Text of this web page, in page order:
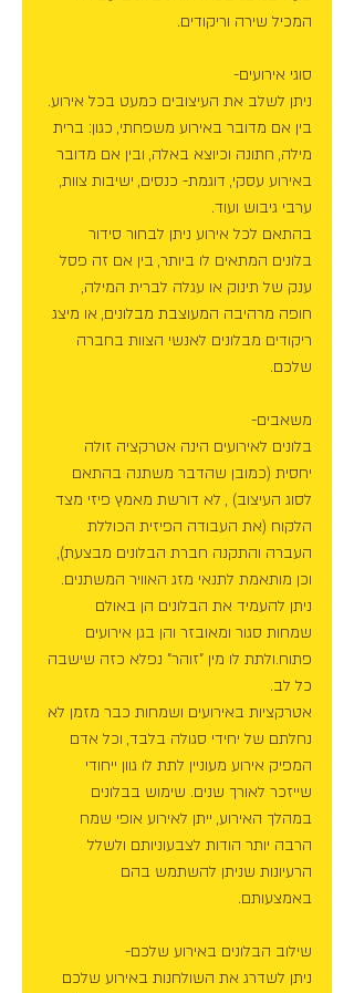
המכיל שירה וריקודים.
סוגי אירועים-
ניתן לשלב את העיצובים כמעט בכל אירוע.
בין אם מדובר באירוע משפחתי, כגון: ברית
מילה, חתונה וכיוצא באלה, ובין אם מדובר
באירוע עסקי, דוגמת- כנסים, ישיבות צוות,
ערבי גיבוש ועוד.
בהתאם לכל אירוע ניתן לבחור סידור
בלונים המתאים לו ביותר, בין אם זה פסל
ענק של תינוק או עגלה לברית המילה,
חופה מרהיבה המעוצבת מבלונים, או מיצג
ריקודים מבלונים לאנשי הצוות בחברה
שלכם.
משאבים-
בלונים לאירועים הינה אטרקציה זולה
יחסית (כמובן שהדבר משתנה בהתאם
לסוג העיצוב) , לא דורשת מאמץ פיזי מצד
הלקוח (את העבודה הפיזית הכוללת
העברה והתקנה חברת הבלונים מבצעת),
וכן מותאמת לתנאי מזג האוויר המשתנים.
ניתן להעמיד את הבלונים הן באולם
שמחות סגור ומאובזר והן בגן אירועים
פתוח.ולתת לו מין "זוהר" נפלא כזה שישבה
כל לב.
אטרקציות באירועים ושמחות כבר מזמן לא
נחלתם של יחידי סגולה בלבד, וכל אדם
המפיק אירוע מעוניין לתת לו גוון ייחודי
שייזכר לאורך שנים. שימוש בבלונים
במהלך האירוע, ייתן לאירוע אופי שמח
הרבה יותר הודות לצבעוניותם ולשלל
הרעיונות שניתן להשתמש בהם
באמצעותם.
שילוב הבלונים באירוע שלכם-
ניתן לשדרג את השולחנות באירוע שלכם